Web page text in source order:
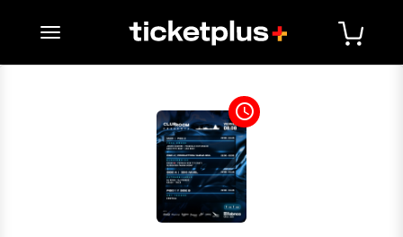
desplegar navegación
access_time